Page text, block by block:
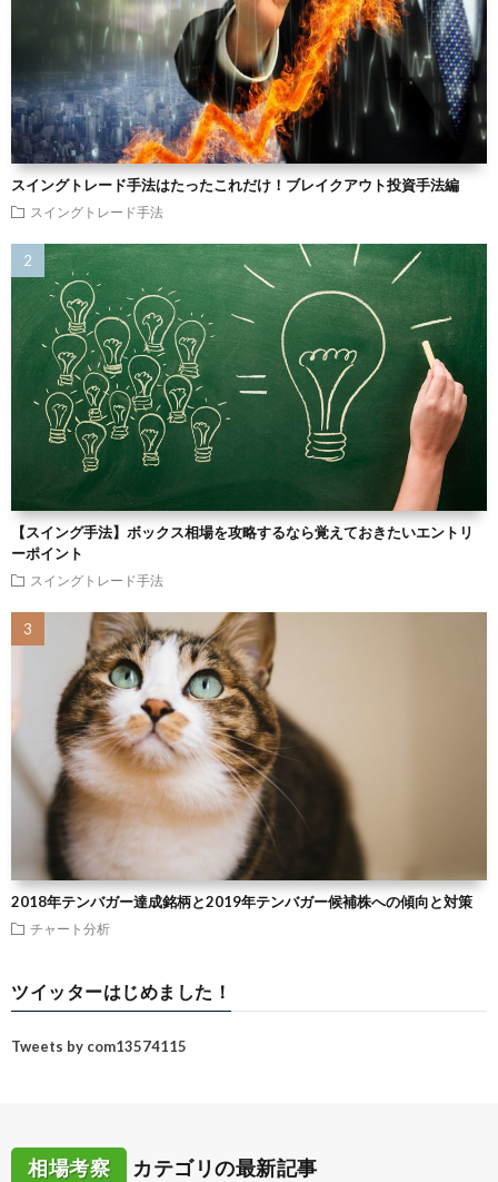
スイングトレード手法はたったこれだけ！ブレイクアウト投資手法編
スイングトレード手法
【スイング手法】ボックス相場を攻略するなら覚えておきたいエントリ
ーポイント
スイングトレード手法
2018年テンバガー達成銘柄と2019年テンバガー候補株への傾向と対策
チャート分析
ツイッターはじめました！
Tweets by com13574115
相場考察 カテゴリの最新記事